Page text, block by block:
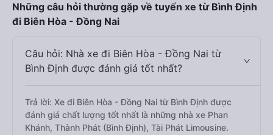
Những câu hỏi thường gặp về tuyến xe từ Bình Định
đi Biên Hòa - Đồng Nai
Câu hỏi: Nhà xe đi Biên Hòa - Đồng Nai từ
Bình Định được đánh giá tốt nhất?
Trả lời: Xe đi Biên Hòa - Đồng Nai từ Bình Định được
đánh giá chất lượng tốt nhất là những nhà xe Phan
Khánh, Thành Phát (Bình Định), Tài Phát Limousine.